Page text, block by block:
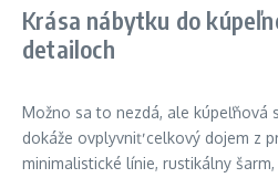
Krása nábytku do
detailoch
Možno sa to nezdá, ale kúpeľňová
dokáže ovplyvniť celkový dojem z
minimalistické línie, rustikálny